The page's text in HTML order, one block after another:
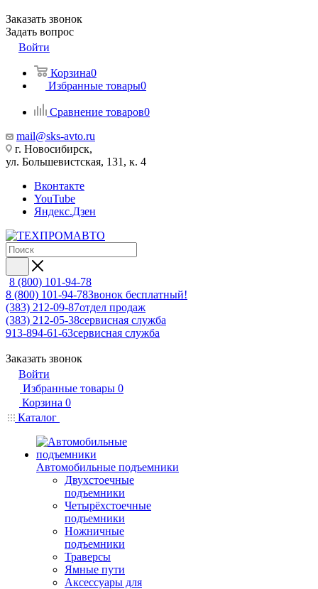
Заказать звонок
Задать вопрос
Войти
Корзина0
Избранные товары0
Сравнение товаров0
mail@sks-avto.ru
г. Новосибирск,
ул. Большевистская, 131, к. 4
Вконтакте
YouTube
Яндекс.Дзен
8 (800) 101-94-78
8 (800) 101-94-78Звонок бесплатный!
(383) 212-09-87отдел продаж
(383) 212-05-38сервисная служба
913-894-61-63сервисная служба
Заказать звонок
Войти
Избранные товары 0
Корзина 0
Каталог
Автомобильные подъемники
Двухстоечные
подъемники
Четырёхстоечные
подъемники
Ножничные
подъемники
Траверсы
Ямные пути
Аксессуары для